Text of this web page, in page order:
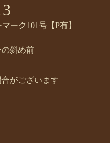
ーク101号【P有】
斜め前
がございます